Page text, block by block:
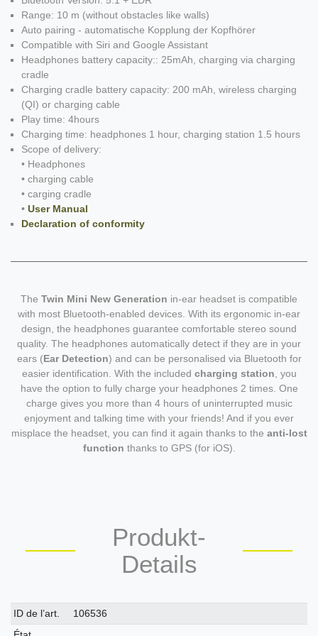
Range: 10 m (without obstacles like walls)
Auto pairing - automatische Kopplung der Kopfhörer
Compatible with Siri and Google Assistant
Headphones battery capacity:: 25mAh, charging via charging
cradle
Charging cradle battery capacity: 200 mAh, wireless charging
(QI) or charging cable
Play time: 4hours
Charging time: headphones 1 hour, charging station 1.5 hours
Scope of delivery:
• Headphones
• charging cable
• carging cradle
• User Manual
Declaration of conformity
The Twin Mini New Generation in-ear headset is compatible
with most Bluetooth-enabled devices. With its ergonomic in-ear
design, the headphones guarantee comfortable stereo sound
quality. The headphones automatically detect if they are in your
ears (Ear Detection) and can be personalised via Bluetooth for
easier identification. With the included charging station , you
have the option to fully charge your headphones 2 times. One
charge gives you more than 4 hours of uninterrupted music
enjoyment and talking time with your friends! And if you ever
misplace the headset, you can find it again thanks to the anti-lost
function thanks to GPS (for iOS).
Produkt-
Details
Caractéristique
technique
Valeur
ID de l’art.
106536